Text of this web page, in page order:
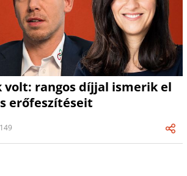
volt: rangos díjjal ismerik el
erőfeszítéseit
149